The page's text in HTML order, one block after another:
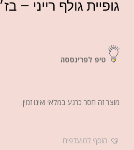
גופיית גולף רייני – בז׳
טיפ לפרינססה
מוצר זה חסר כרגע במלאי ואינו זמין.
הוסף למועדפים